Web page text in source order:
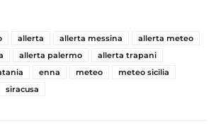
allerta allerta messina
allerta meteo
allerta palermo
allerta trapani
enna meteo
meteo sicilia
siracusa